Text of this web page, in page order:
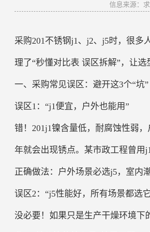
信息来源：
采购201不锈钢j1、j2、j5时，很多
理了“秒懂对比表 误区拆解”，让
一、采购常见误区：避开这3个“坑”
误区1：“j1便宜，户外也能用”
错！201j1镍含量低，耐腐蚀性弱
年就会出现锈点。某市政工程曾用
正确做法：户外场景必选j5，室内
误区2：“j5性能好，所有场景都选
没必要！如果只是生产干燥环境下